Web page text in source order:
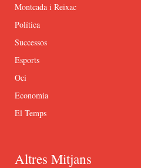
Montcada i Reixac
Política
Successos
Esports
Oci
Economia
El Temps
Altres Mitjans